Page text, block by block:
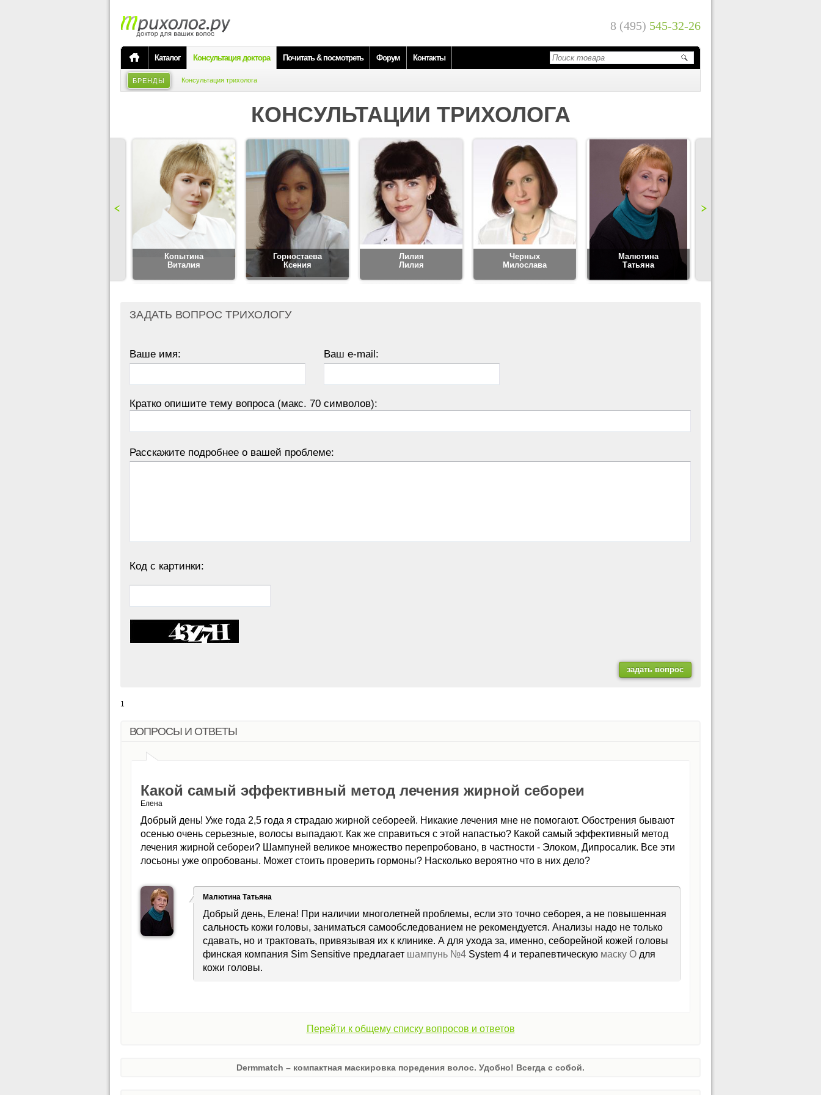
8 (495) 545-32-26
Каталог Консультация доктора Почитать & посмотреть Форум Контакты
БРЕНДЫ Консультация трихолога
КОНСУЛЬТАЦИИ ТРИХОЛОГА
Копытина
Виталия
Горностаева
Ксения
Лилия
Лилия
Черных
Милослава
Малютина
Татьяна
ЗАДАТЬ ВОПРОС ТРИХОЛОГУ
Ваше имя: Ваш e-mail:
Кратко опишите тему вопроса (макс. 70 символов):
Расскажите подробнее о вашей проблеме:
Код с картинки:
1
ВОПРОСЫ И ОТВЕТЫ
Какой самый эффективный метод лечения жирной себореи
Елена
Добрый день! Уже года 2,5 года я страдаю жирной себореей. Никакие лечения мне не помогают. Обострения бывают
осенью очень серьезные, волосы выпадают. Как же справиться с этой напастью? Какой самый эффективный метод
лечения жирной себореи? Шампуней великое множество перепробовано, в частности - Элоком, Дипросалик. Все эти
лосьоны уже опробованы. Может стоить проверить гормоны? Насколько вероятно что в них дело?
Малютина Татьяна
Добрый день, Елена! При наличии многолетней проблемы, если это точно себорея, а не повышенная
сальность кожи головы, заниматься самообследованием не рекомендуется. Анализы надо не только
сдавать, но и трактовать, привязывая их к клинике. А для ухода за, именно, себорейной кожей головы
финская компания Sim Sensitive предлагает шампунь №4 System 4 и терапевтическую маску О для
кожи головы.
Перейти к общему списку вопросов и ответов
Dermmatch – компактная маскировка поредения волос. Удобно! Всегда с собой.